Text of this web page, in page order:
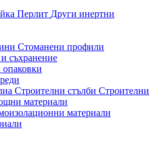
Перлит Други инертни
Стоманени профили
съхранение
Строителни стълби Строителни
материали
материали